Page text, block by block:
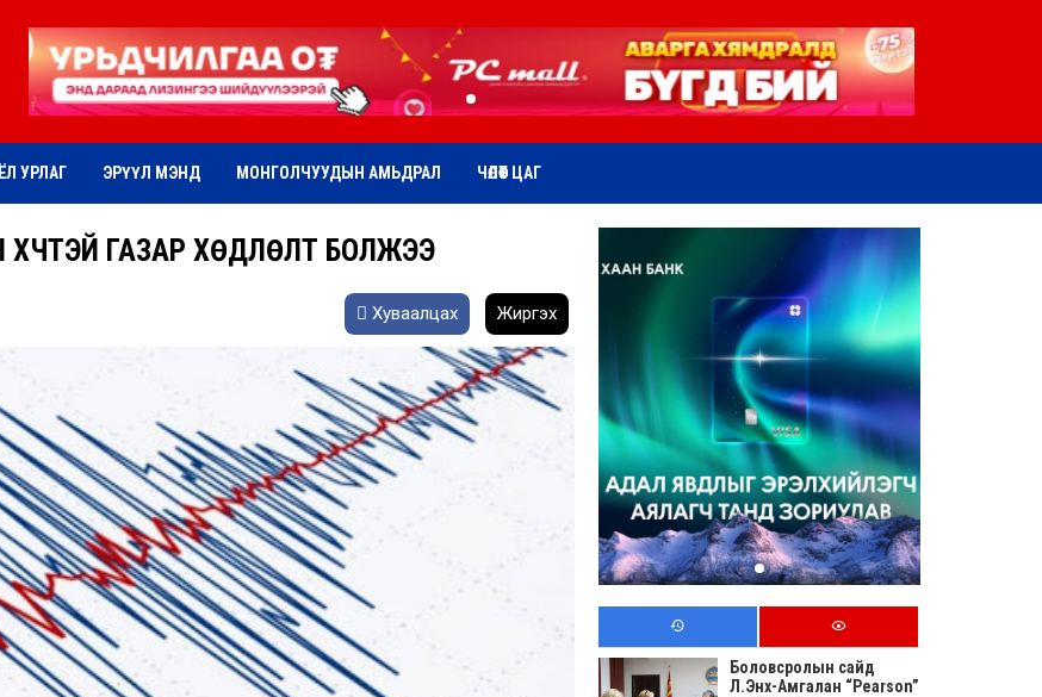
УРЛАГ ЭРҮҮЛ МЭНД МОНГОЛЧУУДЫН АМЬДРАЛ ЧӨЛӨӨТ ЦАГ
ГАЗАР ХӨДЛӨЛТ БОЛЖЭЭ
Хуваалцах Жиргэх
Боловсролын сайд
Л.Энх-Амгалан “Pearson”